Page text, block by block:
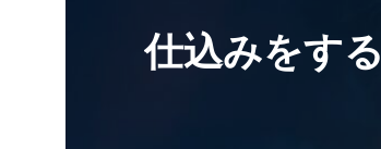
仕込みをする